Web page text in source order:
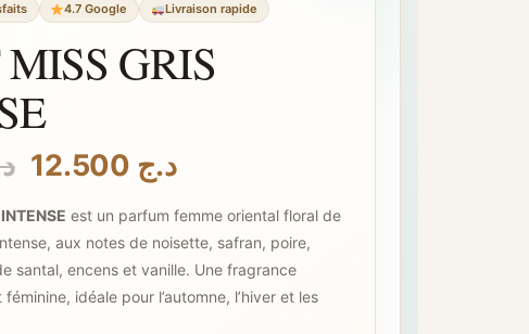
4.7 Google Livraison rapide
GRIS
Le
initial
était :
د.ج 14.500.
د.جLe
actuel
est :
est un parfum femme oriental floral de
aux notes de noisette, safran, poire,
santal, encens et vanille. Une fragrance
idéale pour l’automne, l’hiver et les